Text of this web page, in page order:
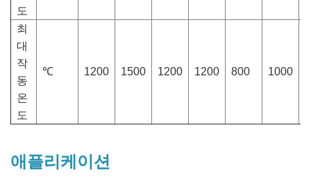
도
최
대
작
동
온
도
℃ 1200 1500 1200 1200 800 1000
애플리케이션